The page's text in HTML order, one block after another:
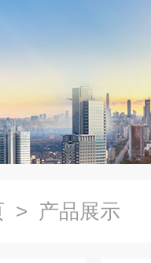
> 产品展示